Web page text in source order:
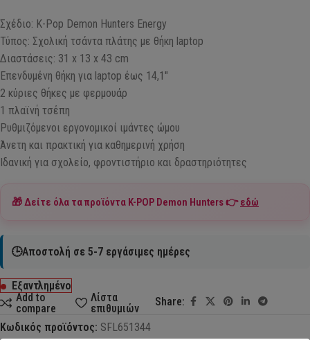
Σχέδιο: K-Pop Demon Hunters Energy
Τύπος: Σχολική τσάντα πλάτης με θήκη laptop
Διαστάσεις: 31 x 13 x 43 cm
Επενδυμένη θήκη για laptop έως 14,1″
2 κύριες θήκες με φερμουάρ
1 πλαϊνή τσέπη
Ρυθμιζόμενοι εργονομικοί ιμάντες ώμου
Άνετη και πρακτική για καθημερινή χρήση
Ιδανική για σχολείο, φροντιστήριο και δραστηριότητες
🎁 Δείτε όλα τα προϊόντα K-POP Demon Hunters👉εδώ
🕒Αποστολή σε 5-7 εργάσιμες ημέρες
Εξαντλημένο
Add to
compare
Λίστα
επιθυμιών
Share:
Κωδικός προϊόντος: SFL651344